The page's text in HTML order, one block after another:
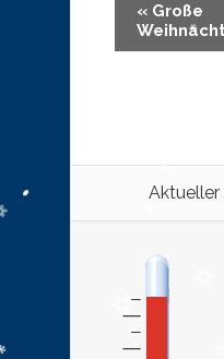
« Große